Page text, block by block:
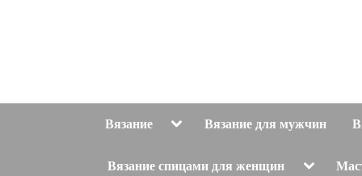
Вязание ToggleВязание для мужчин
Вязание спицами для женщин Toggle